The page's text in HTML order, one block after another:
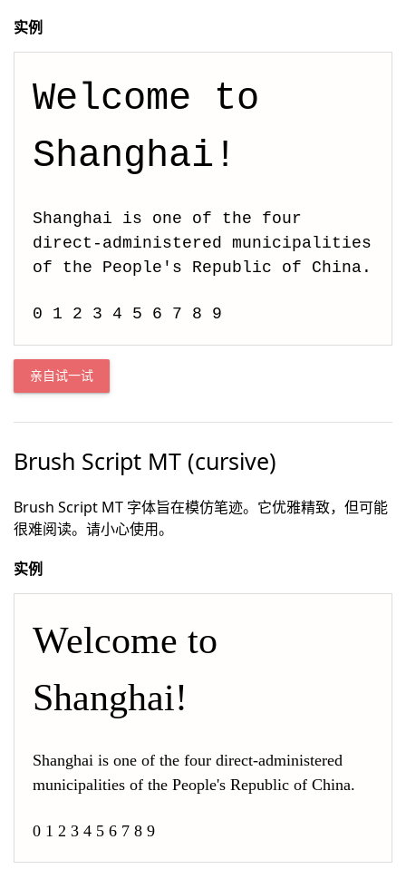
实例
Welcome to
Shanghai!
Shanghai is one of the four
direct-administered municipalities
of the People's Republic of China.
0 1 2 3 4 5 6 7 8 9
亲自试一试
Brush Script MT (cursive)
Brush Script MT 字体旨在模仿笔迹。它优雅精致，但可能
很难阅读。请小心使用。
实例
Welcome to
Shanghai!
Shanghai is one of the four direct-administered
municipalities of the People's Republic of China.
0 1 2 3 4 5 6 7 8 9